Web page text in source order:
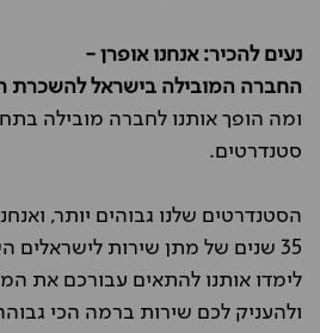
נעים להכיר: אנחנו אופרן -
החברה המובילה בישראל להשכרת
ומה הופך אותנו לחברה מובילה
סטנדרטים.
הסטנדרטים שלנו גבוהים יותר,
35 שנים של מתן שירות לישראלים
לימדו אותנו להתאים עבורכם את
ולהעניק לכם שירות ברמה הכי